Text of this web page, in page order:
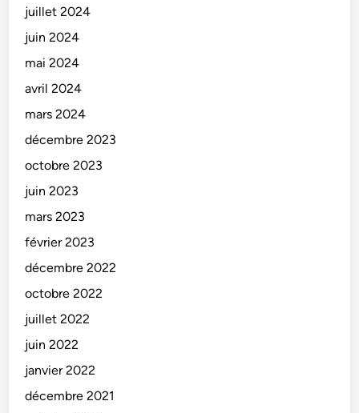
juillet 2024
juin 2024
mai 2024
avril 2024
mars 2024
décembre 2023
octobre 2023
juin 2023
mars 2023
février 2023
décembre 2022
octobre 2022
juillet 2022
juin 2022
janvier 2022
décembre 2021